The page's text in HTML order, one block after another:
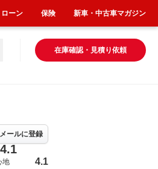
在庫確認・見積り依頼
ールに登録
4.1
地 4.1
ローン 保険 新車・中古車マガジン